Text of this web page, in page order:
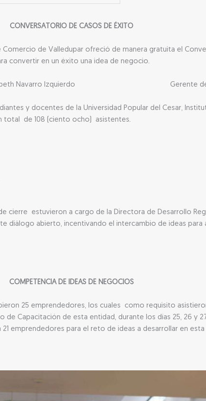
CONVERSATORIO DE CASOS DE ÉXITO
Comercio de Valledupar ofreció de manera gratuita el
convertir en un éxito una idea de negocio.
Claribeth Navarro Izquierdo Gerente de
y docentes de la Universidad Popular del Cesar,
total de 108 (ciento ocho) asistentes.
cierre estuvieron a cargo de la Directora de Desarrollo
diálogo abierto, incentivando el intercambio de ideas para
COMPETENCIA DE IDEAS DE NEGOCIOS
25 emprendedores, los cuales como requisito
Capacitación de esta entidad, durante los días 25, 26 y
emprendedores para el reto de ideas a desarrollar en esta